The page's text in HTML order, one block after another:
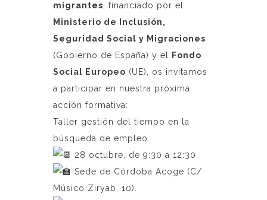
migrantes , financiado por el
Ministerio de Inclusión,
Seguridad Social y Migraciones
(Gobierno de España) y el
Fondo
Social Europeo (UE), os invitamos
a participar en nuestra próxima
acción formativa:
Taller gestión del tiempo en la
búsqueda de empleo.
28 octubre, de 9:30 a 12:30.
Sede de Córdoba Acoge (C/
Músico Ziryab, 10).